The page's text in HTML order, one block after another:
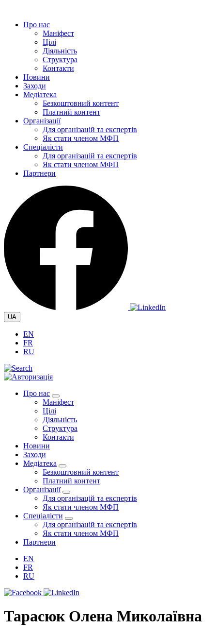
вмістуПро нас
Маніфест
Цілі
Діяльність
Структура
Контакти
Новини
Заходи
Медіатека
Безкоштовний контент
Платний контент
Організації
Для організацій та експертів
Як стати членом МФП
Спеціалісти
Для організацій та експертів
Як стати членом МФП
Партнери
UA
EN
FR
RU
Про нас
Маніфест
Цілі
Діяльність
Структура
Контакти
Новини
Заходи
Медіатека
Безкоштовний контент
Платний контент
Організації
Для організацій та експертів
Як стати членом МФП
Спеціалісти
Для організацій та експертів
Як стати членом МФП
Партнери
EN
FR
RU
Тарасюк Олена Миколаївна